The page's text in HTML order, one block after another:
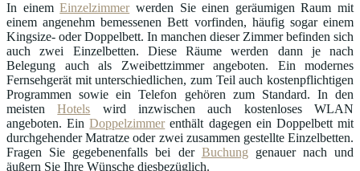
In einemEinzelzimmerwerden Sie einen geräumigen Raum mit
einem angenehm bemessenen Bett vorfinden, häufig sogar einem
Kingsize- oder Doppelbett. In manchen dieser Zimmer befinden sich
auch zwei Einzelbetten. Diese Räume werden dann je nach
Belegung auch als Zweibettzimmer angeboten. Ein modernes
Fernsehgerät mit unterschiedlichen, zum Teil auch kostenpflichtigen
Programmen sowie ein Telefon gehören zum Standard. In den
meistenHotels wird inzwischen auch kostenloses WLAN
angeboten. EinDoppelzimmerenthält dagegen ein Doppelbett mit
durchgehender Matratze oder zwei zusammen gestellte Einzelbetten.
Fragen Sie gegebenenfalls bei der Buchung genauer nach und
äußern Sie Ihre Wünsche diesbezüglich.